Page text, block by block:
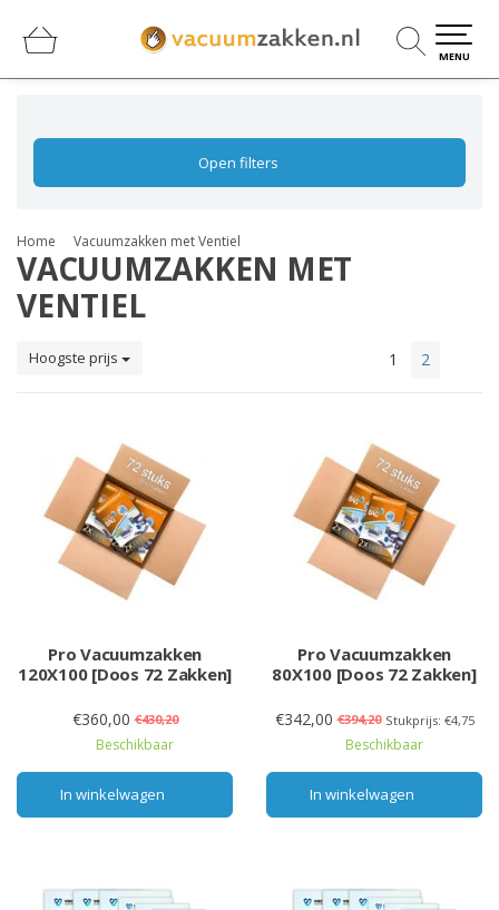
MENU
Open filters
Home Vacuumzakken met Ventiel
VACUUMZAKKEN MET
VENTIEL
Hoogste prijs 1 2
Pro Vacuumzakken
120X100 [Doos 72 Zakken]
€360,00 €430,20
Beschikbaar
In winkelwagen
Pro Vacuumzakken
80X100 [Doos 72 Zakken]
€342,00 €394,20 Stukprijs: €4,75
Beschikbaar
In winkelwagen